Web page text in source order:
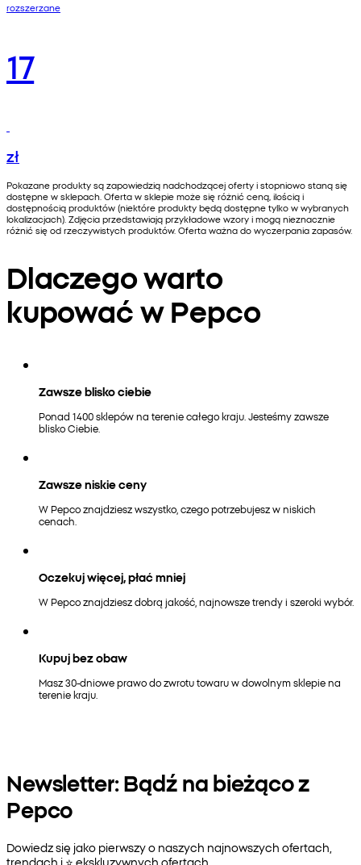
rozszerzane
17
zł
Pokazane produkty są zapowiedzią nadchodzącej oferty i stopniowo staną się
dostępne w sklepach. Oferta w sklepie może się różnić ceną, ilością i
dostępnością produktów (niektóre produkty będą dostępne tylko w wybranych
lokalizacjach). Zdjęcia przedstawiają przykładowe wzory i mogą nieznacznie
różnić się od rzeczywistych produktów. Oferta ważna do wyczerpania zapasów.
Dlaczego warto
kupować w Pepco
Zawsze blisko ciebie
Ponad 1400 sklepów na terenie całego kraju. Jesteśmy zawsze
blisko Ciebie.
Zawsze niskie ceny
W Pepco znajdziesz wszystko, czego potrzebujesz w niskich
cenach.
Oczekuj więcej, płać mniej
W Pepco znajdziesz dobrą jakość, najnowsze trendy i szeroki wybór.
Kupuj bez obaw
Masz 30-dniowe prawo do zwrotu towaru w dowolnym sklepie na
terenie kraju.
Newsletter: Bądź na bieżąco z
Pepco
Dowiedz się jako pierwszy o naszych najnowszych ofertach,
trendach i ⭐️ ekskluzywnych ofertach.